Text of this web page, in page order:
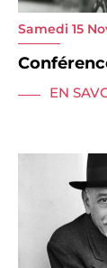
Samedi 15
EN